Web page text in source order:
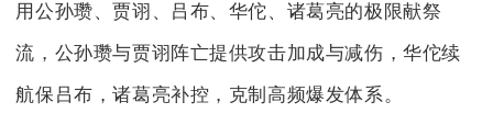
用公孙瓒、贾诩、吕布、华佗、诸葛亮的极限献祭
流，公孙瓒与贾诩阵亡提供攻击加成与减伤，华佗续
航保吕布，诸葛亮补控，克制高频爆发体系。